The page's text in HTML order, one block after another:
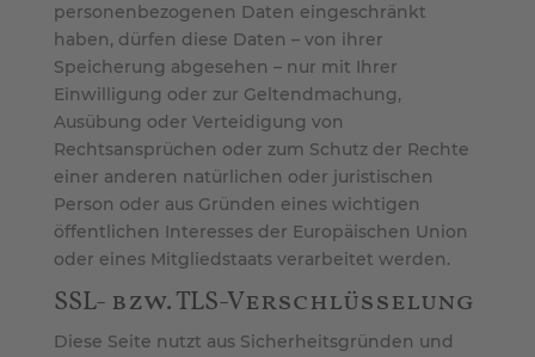
personenbezogenen Daten eingeschränkt
haben, dürfen diese Daten – von ihrer
Speicherung abgesehen – nur mit Ihrer
Einwilligung oder zur Geltendmachung,
Ausübung oder Verteidigung von
Rechtsansprüchen oder zum Schutz der Rechte
einer anderen natürlichen oder juristischen
Person oder aus Gründen eines wichtigen
öffentlichen Interesses der Europäischen Union
oder eines Mitgliedstaats verarbeitet werden.
SSL- bzw. TLS-Verschlüsselung
Diese Seite nutzt aus Sicherheitsgründen und